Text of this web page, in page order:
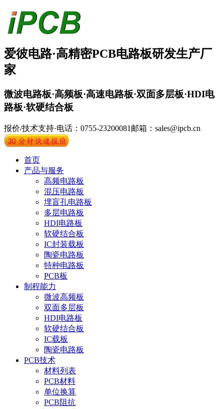
爱彼电路·高精密PCB电路板研发生产厂
家
微波电路板·高频板·高速电路板·双面多层板·HDI电
路板·软硬结合板
报价/技术支持·电话：0755-23200081 邮箱：sales@ipcb.cn
首页
产品与服务
高频电路板
混压电路板
埋盲孔电路板
多层电路板
HDI电路板
软硬结合板
IC封装载板
陶瓷电路板
特种电路板
PCB板
制程能力
微波高频板
双面多层板
HDI电路板
软硬结合板
IC载板
陶瓷电路板
PCB技术
材料列表
PCB材料
单位换算
PCB阻抗